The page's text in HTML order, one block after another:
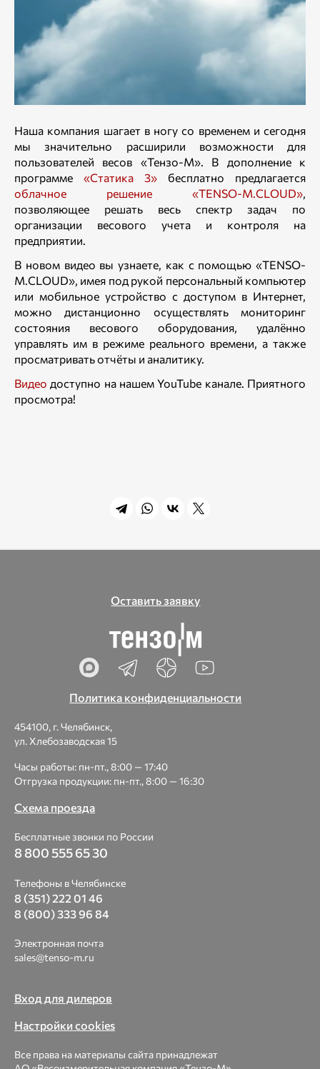
Наша компания шагает в ногу со временем и сегодня
мы значительно расширили возможности для
пользователей весов «Тензо-М». В дополнение к
программе «Статика 3» бесплатно предлагается
облачное решение «TENSO-M.CLOUD»,
позволяющее решать весь спектр задач по
организации весового учета и контроля на
предприятии.
В новом видео вы узнаете, как с помощью «TENSO-
M.CLOUD», имея под рукой персональный компьютер
или мобильное устройство с доступом в Интернет,
можно дистанционно осуществлять мониторинг
состояния весового оборудования, удалённо
управлять им в режиме реального времени, а также
просматривать отчёты и аналитику.
Видео доступно на нашем YouTube канале. Приятного
просмотра!
Оставить заявку
Политика конфиденциальности
454100, г. Челябинск,
ул. Хлебозаводская 15
Часы работы: пн-пт., 8:00 — 17:40
Отгрузка продукции: пн-пт., 8:00 — 16:30
Схема проезда
Бесплатные звонки по России
8 800 555 65 30
Телефоны в Челябинске
8 (351) 222 01 46
8 (800) 333 96 84
Электронная почта
sales@tenso-m.ru
Вход для дилеров
Настройки cookies
Все права на материалы сайта принадлежат